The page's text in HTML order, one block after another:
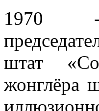
1970 -
штат
жонглёра